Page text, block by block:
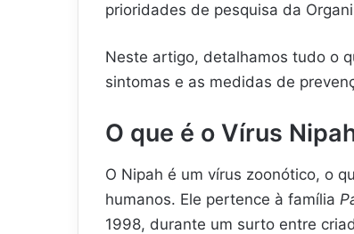
prioridades de pesquisa da
Neste artigo, detalhamos tudo o
sintomas e as medidas de
O que é o Vírus
O Nipah é um vírus zoonótico, o
humanos. Ele pertence à família
1998, durante um surto entre